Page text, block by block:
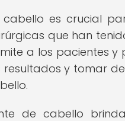
es crucial
que han
a los pacientes y
y tomar
de cabello